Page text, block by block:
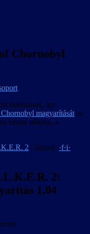
Chornobyl
túlóráznak, így
magyarítását az
benne néhány, a
2 | Szerző: ·f·i·
2:
1.04